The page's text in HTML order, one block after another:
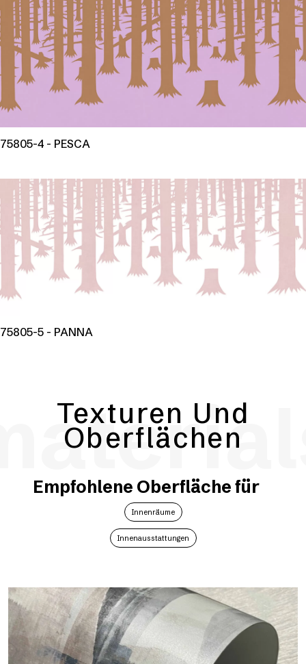
75805-4 - PESCA
75805-5 - PANNA
Texturen Und
Oberflächen
Empfohlene Oberfläche für
Innenräume
Innenausstattungen